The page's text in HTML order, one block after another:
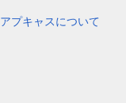
アプキャスについて